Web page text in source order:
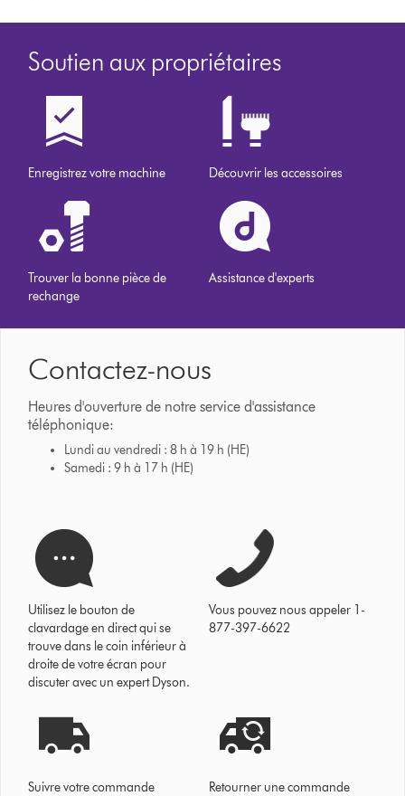
Soutien aux propriétaires
Enregistrez votre machine Découvrir les accessoires
Trouver la bonne pièce de
rechange
Assistance d'experts
Contactez-nous
Heures d'ouverture de notre service d'assistance
téléphonique:
Lundi au vendredi : 8 h à 19 h (HE)
Samedi : 9 h à 17 h (HE)
Utilisez le bouton de
clavardage en direct qui se
trouve dans le coin inférieur à
droite de votre écran pour
discuter avec un expert Dyson.
Vous pouvez nous appeler 1-
877-397-6622
Suivre votre commande Retourner une commande